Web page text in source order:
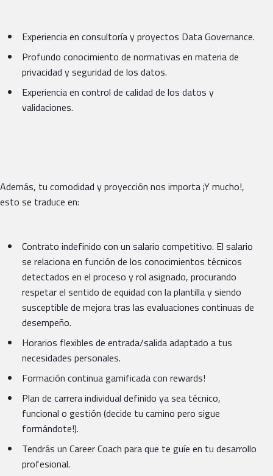
Experiencia en consultoría y proyectos Data Governance.
Profundo conocimiento de normativas en materia de
privacidad y seguridad de los datos.
Experiencia en control de calidad de los datos y
validaciones.
Además, tu comodidad y proyección nos importa ¡Y mucho!,
esto se traduce en:
Contrato indefinido con un salario competitivo. El salario
se relaciona en función de los conocimientos técnicos
detectados en el proceso y rol asignado, procurando
respetar el sentido de equidad con la plantilla y siendo
susceptible de mejora tras las evaluaciones continuas de
desempeño.
Horarios flexibles de entrada/salida adaptado a tus
necesidades personales.
Formación continua gamificada con rewards!
Plan de carrera individual definido ya sea técnico,
funcional o gestión (decide tu camino pero sigue
formándote!).
Tendrás un Career Coach para que te guíe en tu desarrollo
profesional.